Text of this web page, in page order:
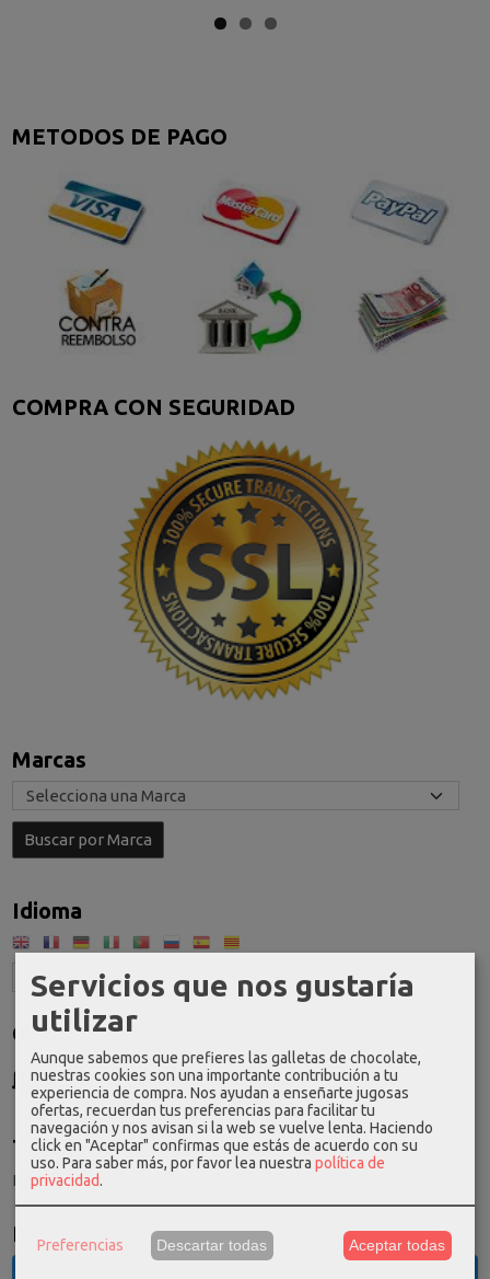
METODOS DE PAGO
COMPRA CON SEGURIDAD
Marcas
Idioma
Costes de Envío
GRATIS *
Consultar Destinos
Tu Carrito (0)
El carrito de la compra está vacío
Redes Sociales
Servicios que nos gustaría
utilizar
Aunque sabemos que prefieres las galletas de chocolate,
nuestras cookies son una importante contribución a tu
experiencia de compra. Nos ayudan a enseñarte jugosas
ofertas, recuerdan tus preferencias para facilitar tu
navegación y nos avisan si la web se vuelve lenta. Haciendo
click en "Aceptar" confirmas que estás de acuerdo con su
uso. Para saber más, por favor lea nuestra política de
privacidad.
Preferencias Descartar todas Aceptar todas